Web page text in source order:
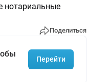
нотариальные
Поделиться
Перейти